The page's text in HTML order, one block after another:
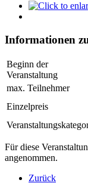
Informationen
Beginn der
Veranstaltung
max. Teilnehmer
Einzelpreis
Für diese
angenommen.
Zurück